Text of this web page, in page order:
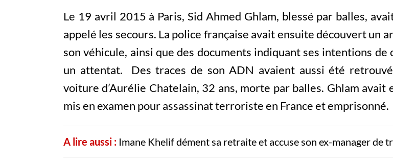
Le 19 avril 2015 à Paris, Sid Ahmed Ghlam, blessé par balles,
appelé les secours. La police française avait ensuite découvert un
son véhicule, ainsi que des documents indiquant ses intentions de
un attentat. Des traces de son ADN avaient aussi été
voiture d’Aurélie Chatelain, 32 ans, morte par balles. Ghlam avait
mis en examen pour assassinat terroriste en France et emprisonné.
A lire aussi : Imane Khelif dément sa retraite et accuse son ex-manager de